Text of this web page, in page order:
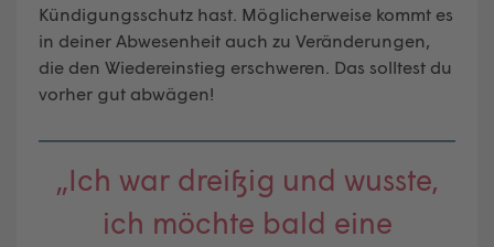
Kündigungsschutz hast. Möglicherweise kommt es
in deiner Abwesenheit auch zu Veränderungen,
die den Wiedereinstieg erschweren. Das solltest du
vorher gut abwägen!
„Ich war dreißig und wusste,
ich möchte bald eine